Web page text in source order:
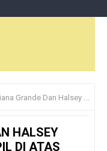
Dan Halsey Dikonfirmasi Tampil Di Atas Panggung MTV Movie Awards 2016
HALSEY
DI ATAS